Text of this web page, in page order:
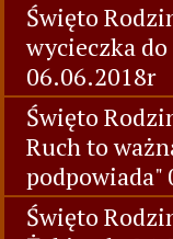
Święto
wycieczka
06.06.2018r
Święto
Ruch to
podpowiada"
Święto